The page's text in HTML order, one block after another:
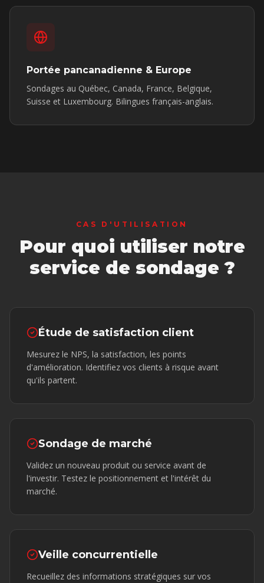
Portée pancanadienne & Europe
Sondages au Québec, Canada, France, Belgique,
Suisse et Luxembourg. Bilingues français-anglais.
CAS D'UTILISATION
Pour quoi utiliser notre
service de sondage ?
Étude de satisfaction client
Mesurez le NPS, la satisfaction, les points
d'amélioration. Identifiez vos clients à risque avant
qu'ils partent.
Sondage de marché
Validez un nouveau produit ou service avant de
l'investir. Testez le positionnement et l'intérêt du
marché.
Veille concurrentielle
Recueillez des informations stratégiques sur vos